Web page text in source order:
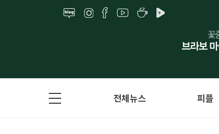
전체뉴스 피플